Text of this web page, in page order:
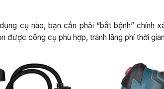
cụ nào, bạn cần phải “bắt bệnh” chính
được công cụ phù hợp, tránh lãng phí thời